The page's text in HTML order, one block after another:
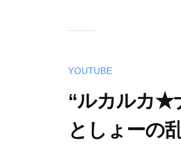
YOUTUBE
“ルカルカ★
としょーの